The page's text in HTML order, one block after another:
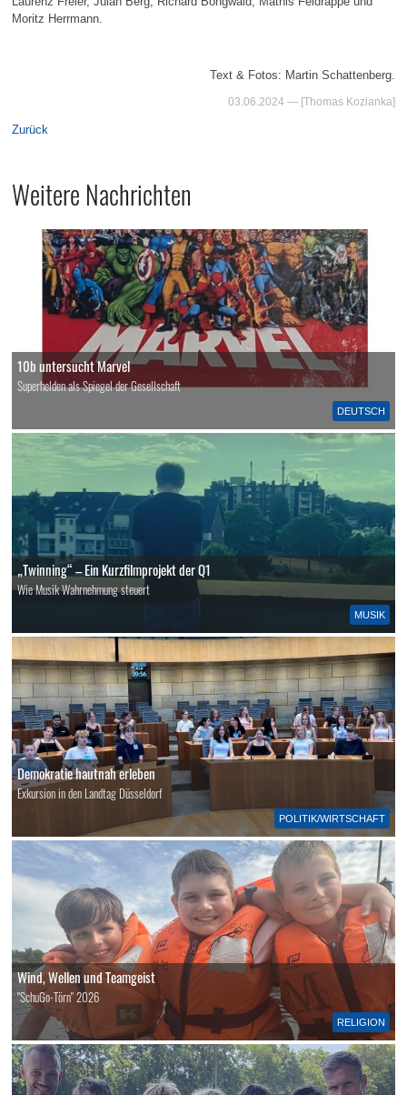
Moritz Herrmann.
Text & Fotos: Martin Schattenberg.
03.06.2024 — [Thomas Kozianka]
Zurück
Weitere Nachrichten
DEUTSCH
10b untersucht Marvel
Superhelden als Spiegel der Gesellschaft
MUSIK
„Twinning“ – Ein Kurzfilmprojekt der Q1
Wie Musik Wahrnehmung steuert
POLITIK/WIRTSCHAFT
Demokratie hautnah erleben
Exkursion in den Landtag Düsseldorf
RELIGION
Wind, Wellen und Teamgeist
"SchuGo-Törn" 2026